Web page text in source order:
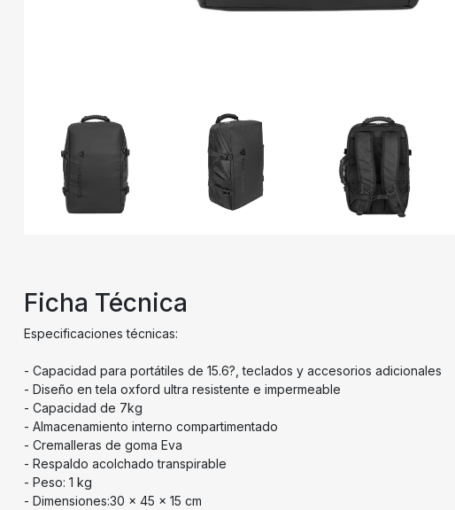
Ficha Técnica
Especificaciones técnicas:
- Capacidad para portátiles de 15.6?, teclados y accesorios adicionales
- Diseño en tela oxford ultra resistente e impermeable
- Capacidad de 7kg
- Almacenamiento interno compartimentado
- Cremalleras de goma Eva
- Respaldo acolchado transpirable
- Peso: 1 kg
- Dimensiones:30 x 45 x 15 cm